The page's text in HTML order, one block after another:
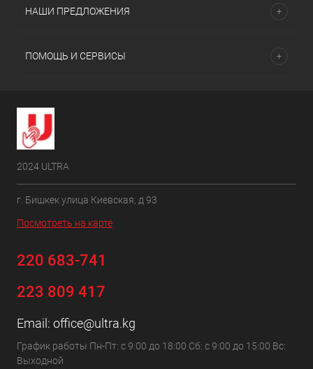
НАШИ ПРЕДЛОЖЕНИЯ
ПОМОЩЬ И СЕРВИСЫ
2024 ULTRA
г. Бишкек улица Киевская, д 93
Посмотреть на карте
220 683-741
223 809 417
Email: office@ultra.kg
График работы Пн-Пт: с 9:00 до 18:00 Сб: с 9:00 до 15:00 Вс:
Выходной